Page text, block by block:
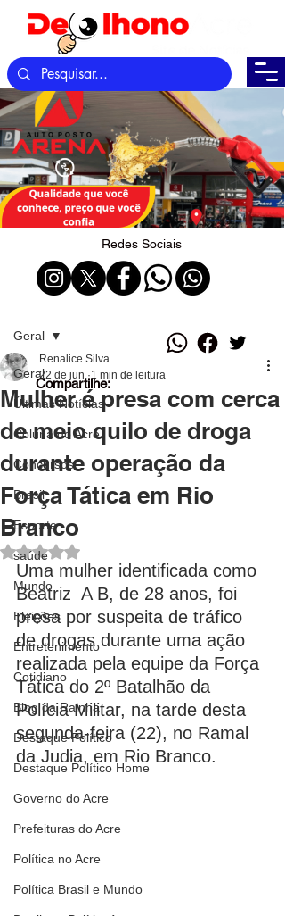
Redes Sociais
Geral
Últimas Notícias
Coluna do Acre
Concursos
Brasil
Esporte
saúde
Mundo
Eleições
Entretenimento
Cotidiano
Blog da Rainha
Destaque Político
Destaque Político Home
Governo do Acre
Prefeituras do Acre
Política no Acre
Política Brasil e Mundo
Geral
Mulher é presa com cerca
de meio quilo de droga
durante operação da
Força Tática em Rio
Branco
Renalice Silva
22 de jun. 1 min de leitura
Avaliado com NaN de 5 estrelas.
Uma mulher identificada como
Beatriz  A B, de 28 anos, foi
presa por suspeita de tráfico
de drogas durante uma ação
realizada pela equipe da Força
Tática do 2º Batalhão da
Polícia Militar, na tarde desta
segunda-feira (22), no Ramal
da Judia, em Rio Branco.
Compartilhe: